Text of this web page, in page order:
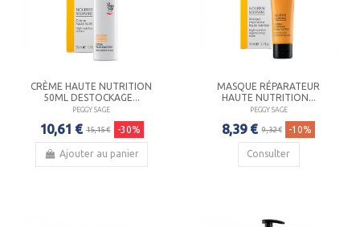
CRÈME HAUTE NUTRITION
50ML DESTOCKAGE...
PEGGY SAGE
10,61 € 15,15 € -30%
Ajouter au panier
MASQUE RÉPARATEUR
HAUTE NUTRITION...
PEGGY SAGE
8,39 € 9,32 € -10%
Consulter